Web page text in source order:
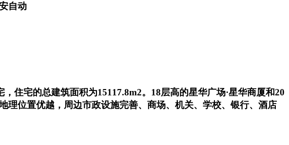
自动
住宅的总建筑面积为15117.8m2。18层高的星华广场·星华商厦和20
理位置优越，周边市政设施完善、商场、机关、学校、银行、酒店